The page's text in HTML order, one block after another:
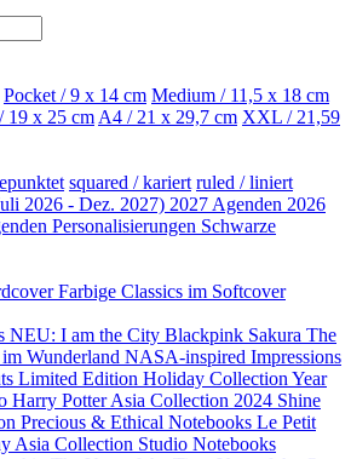
Pocket / 9 x 14 cm Medium / 11,5 x 18 cm
19 x 25 cm A4 / 21 x 29,7 cm XXL / 21,59
squared / kariert ruled / liniert
2026 - Dez. 2027) 2027 Agenden 2026
Personalisierungen Schwarze
Farbige Classics im Softcover
NEU: I am the City Blackpink Sakura The
Wunderland NASA-inspired Impressions
Limited Edition Holiday Collection Year
Harry PotterAsia Collection 2024 Shine
Precious & Ethical Notebooks Le Petit
Asia Collection Studio Notebooks